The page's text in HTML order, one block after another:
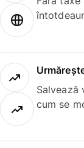
Salvează
cum se